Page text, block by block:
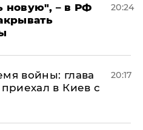
новую", – в РФ
20:24
войны: глава
в Киев с
20:17